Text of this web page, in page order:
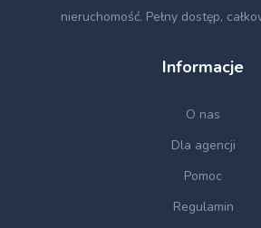
nieruchomość. Pełny dostęp,
Informacje
O nas
Dla agencji
Pomoc
Regulamin